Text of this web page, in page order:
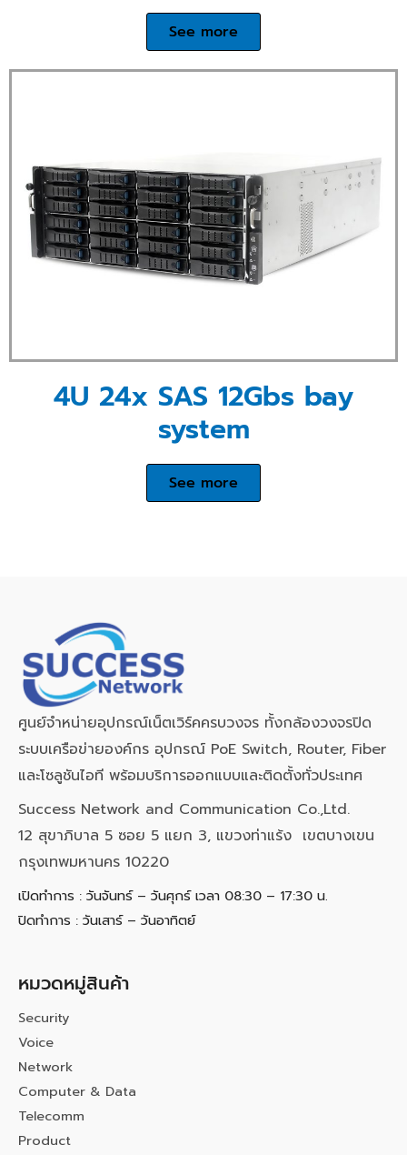
See more
4U 24x SAS 12Gbs bay
system
See more
ศูนย์จำหน่ายอุปกรณ์เน็ตเวิร์คครบวงจร ทั้งกล้องวงจรปิด
ระบบเครือข่ายองค์กร อุปกรณ์ PoE Switch, Router, Fiber
และโซลูชันไอที พร้อมบริการออกแบบและติดตั้งทั่วประเทศ
Success Network and Communication Co.,Ltd.
12 สุขาภิบาล 5 ซอย 5 แยก 3, แขวงท่าแร้ง เขตบางเขน
กรุงเทพมหานคร 10220
เปิดทำการ : วันจันทร์ – วันศุกร์ เวลา 08:30 – 17:30 น.
ปิดทำการ : วันเสาร์ – วันอาทิตย์
หมวดหมู่สินค้า
Security
Voice
Network
Computer & Data
Telecomm
Product